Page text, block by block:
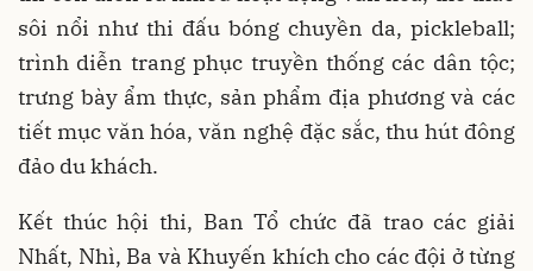
sôi nổi như thi đấu bóng chuyền da, pickleball;
trình diễn trang phục truyền thống các dân tộc;
trưng bày ẩm thực, sản phẩm địa phương và các
tiết mục văn hóa, văn nghệ đặc sắc, thu hút đông
đảo du khách.
Kết thúc hội thi, Ban Tổ chức đã trao các giải
Nhất, Nhì, Ba và Khuyến khích cho các đội ở từng